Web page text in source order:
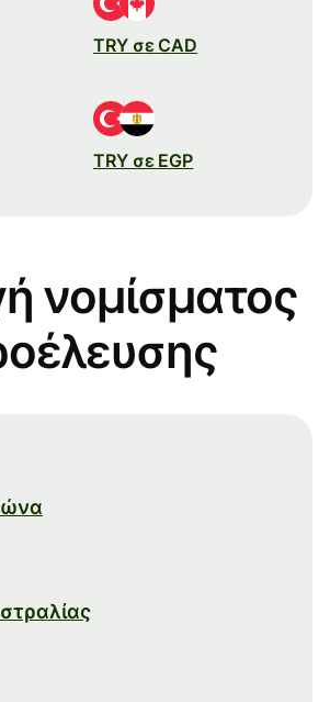
TRY σε CAD
TRY σε EGP
νομίσματος